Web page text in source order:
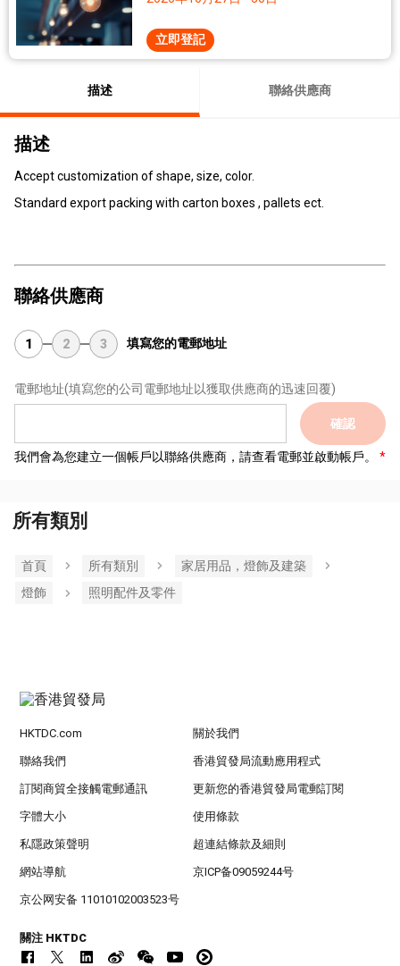
立即登記
描述 聯絡供應商
描述
Accept customization of shape, size, color.
Standard export packing with carton boxes , pallets ect.
聯絡供應商
1 2 3 填寫您的電郵地址
電郵地址(填寫您的公司電郵地址以獲取供應商的迅速回覆)
確認
我們會為您建立一個帳戶以聯絡供應商，請查看電郵並啟動帳戶。
所有類別
首頁 所有類別
家居用品，燈飾及建築
燈飾
照明配件及零件
HKTDC.com 關於我們
聯絡我們 香港貿發局流動應用程式
訂閱商貿全接觸電郵通訊 更新您的香港貿發局電郵訂閱
字體大小 使用條款
私隱政策聲明 超連結條款及細則
網站導航 京ICP备09059244号
京公网安备 11010102003523号
關注 HKTDC